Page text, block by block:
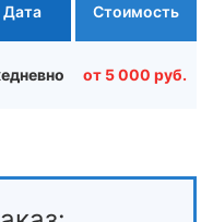
Дата Стоимость
от 5 000 руб.